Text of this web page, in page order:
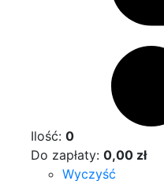
Ilość: 0
Do zapłaty: 0,00 zł
Wyczyść